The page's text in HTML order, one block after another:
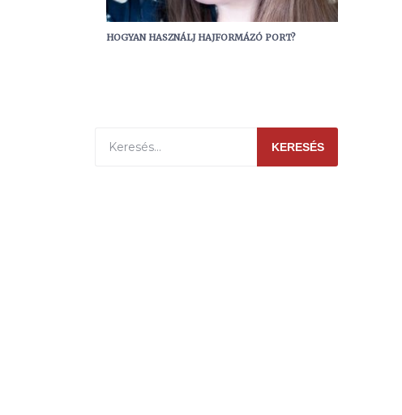
HOGYAN HASZNÁLJ HAJFORMÁZÓ PORT?
KERESÉS